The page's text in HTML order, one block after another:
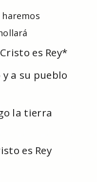
es Rey*
a su pueblo
la tierra
es Rey